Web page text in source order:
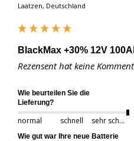
Laatzen, Deutschland
BlackMax +30% 12V
Rezensent hat keine
Wie beurteilen Sie die
Lieferung?
normal schnell sehr schnell
Wie gut war Ihre neue Batterie